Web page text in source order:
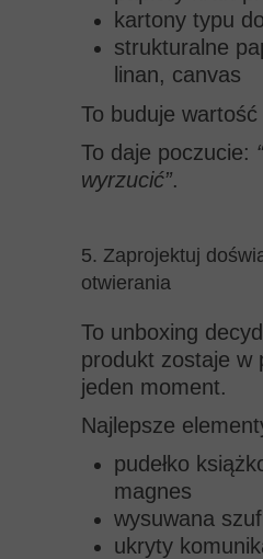
kartony typu
strukturalne
linan, canvas
To buduje
To daje poczucie:
wyrzucić”.
5. Zaprojektuj
otwierania
To unboxing
produkt zostaje w
jeden moment.
Najlepsze
pudełko
magnes
wysuwana
ukryty